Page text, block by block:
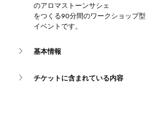
のアロマストーンサシェ
をつくる90分間のワークショップ型
イベントです。
基本情報
チケットに含まれている内容